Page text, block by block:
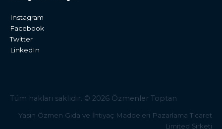
Instagram
Facebook
Twitter
LinkedIn
Tüm hakları saklıdır. © 2026 Özmenler Toptan
Yasin Özmen Gıda ve İhtiyaç Maddeleri Pazarlama Ticaret
Limited Şirketi